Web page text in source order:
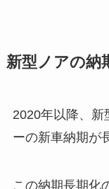
新型ノアの納
2020年以降、新
ーの新車納期が
この納期長期化